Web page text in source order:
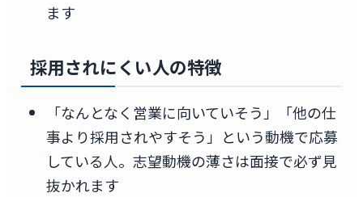
ます
採用されにくい人の特徴
「なんとなく営業に向いていそう」「他の仕
事より採用されやすそう」という動機で応募
している人。志望動機の薄さは面接で必ず見
抜かれます